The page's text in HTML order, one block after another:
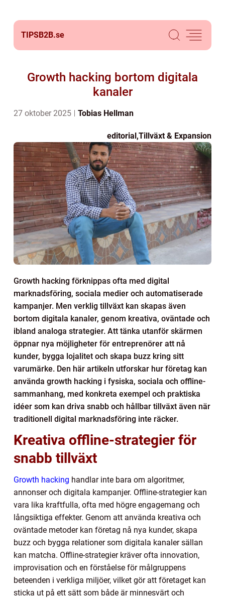
TIPSB2B.se
Growth hacking bortom digitala
kanaler
27 oktober 2025 Tobias Hellman
editorial,Tillväxt & Expansion
Growth hacking förknippas ofta med digital
marknadsföring, sociala medier och automatiserade
kampanjer. Men verklig tillväxt kan skapas även
bortom digitala kanaler, genom kreativa, oväntade och
ibland analoga strategier. Att tänka utanför skärmen
öppnar nya möjligheter för entreprenörer att nå
kunder, bygga lojalitet och skapa buzz kring sitt
varumärke. Den här artikeln utforskar hur företag kan
använda growth hacking i fysiska, sociala och offline-
sammanhang, med konkreta exempel och praktiska
idéer som kan driva snabb och hållbar tillväxt även när
traditionell digital marknadsföring inte räcker.
Kreativa offline-strategier för
snabb tillväxt
Growth hacking handlar inte bara om algoritmer,
annonser och digitala kampanjer. Offline-strategier kan
vara lika kraftfulla, ofta med högre engagemang och
långsiktiga effekter. Genom att använda kreativa och
oväntade metoder kan företag nå nya kunder, skapa
buzz och bygga relationer som digitala kanaler sällan
kan matcha. Offline-strategier kräver ofta innovation,
improvisation och en förståelse för målgruppens
beteenden i verkliga miljöer, vilket gör att företaget kan
sticka ut på ett sätt som både är minnesvärt och